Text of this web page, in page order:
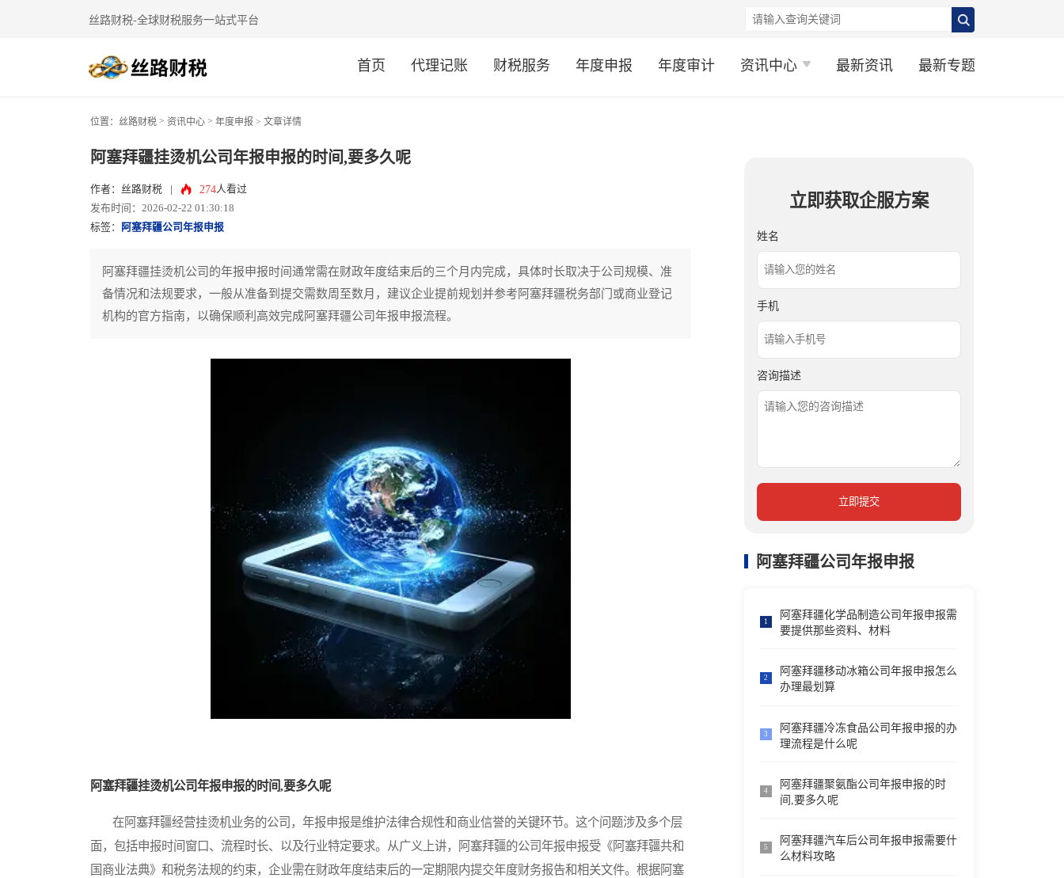
丝路财税-全球财税服务一站式平台
首页 代理记账 财税服务 年度申报 年度审计 资讯中心 最新资讯 最新专题
位置： 丝路财税 > 资讯中心 > 年度申报 > 文章详情
阿塞拜疆挂烫机公司年报申报的时间,要多久呢
作者：丝路财税 274人看过
发布时间：2026-02-22 01:30:18
标签：
阿塞拜疆公司年报申报
阿塞拜疆挂烫机公司的年报申报时间通常需在财政年度结束后的三个月内完成，具体时长取决于公司规模、准
备情况和法规要求，一般从准备到提交需数周至数月，建议企业提前规划并参考阿塞拜疆税务部门或商业登记
机构的官方指南，以确保顺利高效完成阿塞拜疆公司年报申报流程。
阿塞拜疆挂烫机公司年报申报的时间,要多久呢
在阿塞拜疆经营挂烫机业务的公司，年报申报是维护法律合规性和商业信誉的关键环节。这个问题涉及多个层
面，包括申报时间窗口、流程时长、以及行业特定要求。从广义上讲，阿塞拜疆的公司年报申报受《阿塞拜疆共和
国商业法典》和税务法规的约束，企业需在财政年度结束后的一定期限内提交年度财务报告和相关文件。根据阿塞
立即获取企服方案
姓名
手机
咨询描述
立即提交
阿塞拜疆公司年报申报
1
阿塞拜疆化学品制造公司年报申报需
要提供那些资料、材料
2
阿塞拜疆移动冰箱公司年报申报怎么
办理最划算
3
阿塞拜疆冷冻食品公司年报申报的办
理流程是什么呢
4
阿塞拜疆聚氨酯公司年报申报的时
间,要多久呢
5
阿塞拜疆汽车后公司年报申报需要什
么材料攻略